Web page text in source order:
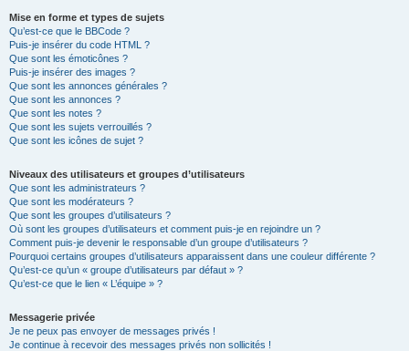
Mise en forme et types de sujets
Qu’est-ce que le BBCode ?
Puis-je insérer du code HTML ?
Que sont les émoticônes ?
Puis-je insérer des images ?
Que sont les annonces générales ?
Que sont les annonces ?
Que sont les notes ?
Que sont les sujets verrouillés ?
Que sont les icônes de sujet ?
Niveaux des utilisateurs et groupes d’utilisateurs
Que sont les administrateurs ?
Que sont les modérateurs ?
Que sont les groupes d’utilisateurs ?
Où sont les groupes d’utilisateurs et comment puis-je en rejoindre un ?
Comment puis-je devenir le responsable d’un groupe d’utilisateurs ?
Pourquoi certains groupes d’utilisateurs apparaissent dans une couleur différente ?
Qu’est-ce qu’un « groupe d’utilisateurs par défaut » ?
Qu’est-ce que le lien « L’équipe » ?
Messagerie privée
Je ne peux pas envoyer de messages privés !
Je continue à recevoir des messages privés non sollicités !